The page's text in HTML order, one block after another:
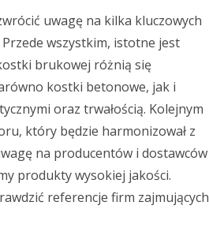
uwagę na kilka kluczowych
wszystkim, istotne jest
brukowej różnią się
kostki betonowe, jak i
oraz trwałością. Kolejnym
który będzie harmonizował z
na producentów i dostawców
produkty wysokiej jakości.
referencje firm zajmujących